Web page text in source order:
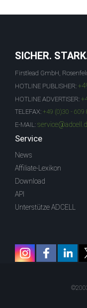
SICHER.
Firstlead GmbH,
HOTLINE PUBLISHER:
HOTLINE ADVERTISER:
TELEFAX: +49 (0)30 - 609
E-MAIL:
Service
News
Affiliate-Lexikon
Download
API
Unterstütze ADCELL